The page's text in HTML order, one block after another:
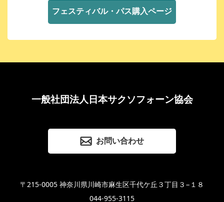
フェスティバル・パス購入ページ
一般社団法人日本サクソフォーン協会
お問い合わせ
〒215-0005 神奈川県川崎市麻生区千代ケ丘３丁目３−１８
044-955-3115